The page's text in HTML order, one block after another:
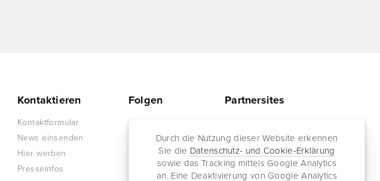
Durch die Nutzung dieser Website erkennen
Sie die Datenschutz- und Cookie-Erklärung
sowie das Tracking mittels Google Analytics
an. Eine Deaktivierung von Google Analytics
Kontaktieren
Kontaktformular
News einsenden
Hier werben
Presseinfos
Folgen
Facebook
RSS-Feed
Newsletter
Partnersites
Jazz for me